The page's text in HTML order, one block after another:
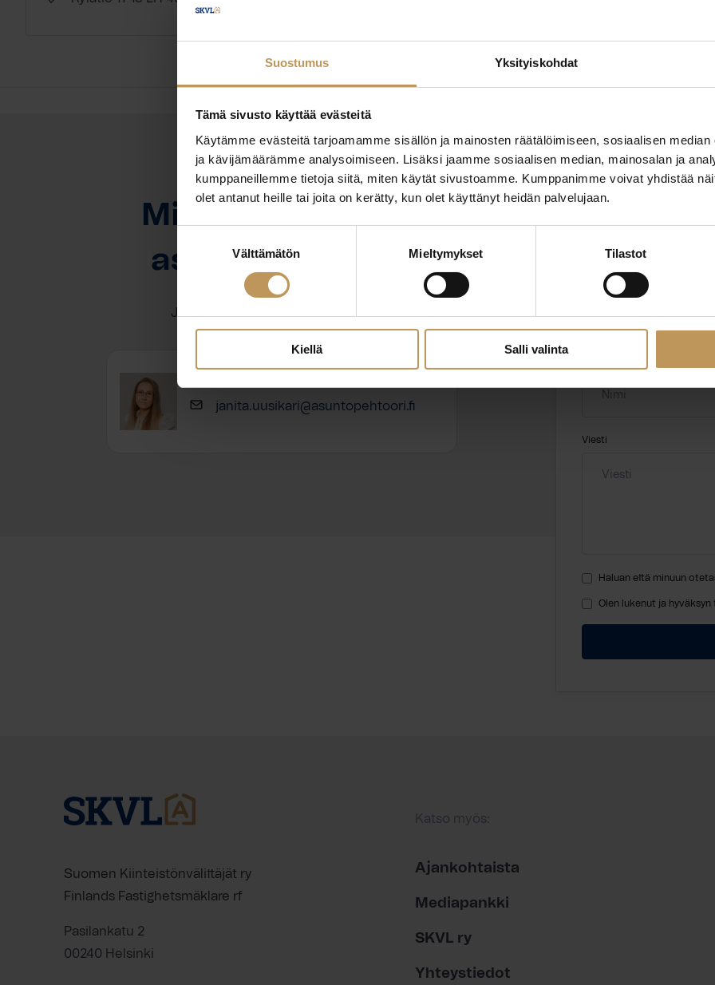
Suostumus Yksityiskohdat
Tämä sivusto käyttää evästeitä
Käytämme evästeitä tarjoamamme sisällön ja mainosten räätälöimiseen, sosiaalisen
ja kävijämäärämme analysoimiseen. Lisäksi jaamme sosiaalisen median, mainosalan ja
kumppaneillemme tietoja siitä, miten käytät sivustoamme. Kumppanimme voivat yhdistää
olet antanut heille tai joita on kerätty, kun olet käyttänyt heidän palvelujaan.
valinta
Välttämätön Mieltymykset Tilastot
Kiellä Salli valinta
OTA YHTEYTTÄ
Miten voin auttaa
asuntoasioissa?
Jätä yhteystietosi, niin otan yhteyttä
Janita Uusikari
janita.uusikari@asuntopehtoori.fi
Viesti
Haluan että minuun
Olen lukenut ja hyväksyn
Suomen Kiinteistönvälittäjät ry
Finlands Fastighetsmäklare rf
Pasilankatu 2
00240 Helsinki
Katso myös:
Ajankohtaista
Mediapankki
SKVL ry
Yhteystiedot